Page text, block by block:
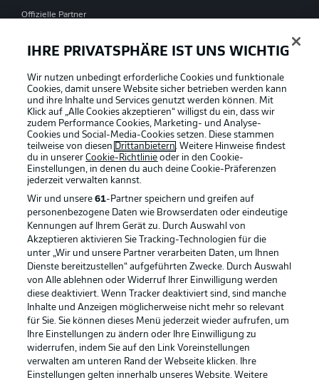
Offizielle Partner
Rechtliche Hinweise Voreinstellungen verwalten
Datenschutz Nutzungsbedingungen
Broadcaster Kontakt
Jobs Impressum
Partner Spieler
IHRE PRIVATSPHÄRE IST UNS WICHTIG
Wir nutzen unbedingt erforderliche Cookies und funktionale
Cookies, damit unsere Website sicher betrieben werden kann
und ihre Inhalte und Services genutzt werden können. Mit
Klick auf „Alle Cookies akzeptieren“ willigst du ein, dass wir
zudem Performance Cookies, Marketing- und Analyse-
Cookies und Social-Media-Cookies setzen. Diese stammen
teilweise von diesen Drittanbietern. Weitere Hinweise findest
du in unsererCookie-Richtlinie oder in den Cookie-
Einstellungen, in denen du auch deine Cookie-Präferenzen
jederzeit verwalten kannst.
Wir und unsere61-Partner speichern und greifen auf
personenbezogene Daten wie Browserdaten oder eindeutige
Kennungen auf Ihrem Gerät zu. Durch Auswahl von
Akzeptieren aktivieren Sie Tracking-Technologien für die
unter „Wir und unsere Partner verarbeiten Daten, um Ihnen
Dienste bereitzustellen“ aufgeführten Zwecke. Durch Auswahl
von Alle ablehnen oder Widerruf Ihrer Einwilligung werden
diese deaktiviert. Wenn Tracker deaktiviert sind, sind manche
Inhalte und Anzeigen möglicherweise nicht mehr so relevant
für Sie. Sie können dieses Menü jederzeit wieder aufrufen, um
Ihre Einstellungen zu ändern oder Ihre Einwilligung zu
widerrufen, indem Sie auf den Link Voreinstellungen
verwalten am unteren Rand der Webseite klicken. Ihre
Einstellungen gelten innerhalb unseres Website. Weitere